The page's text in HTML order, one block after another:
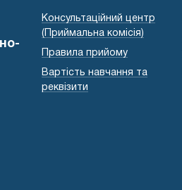
Консультаційний центр
(Приймальна комісія)
Правила прийому
Вартість навчання та
реквізити